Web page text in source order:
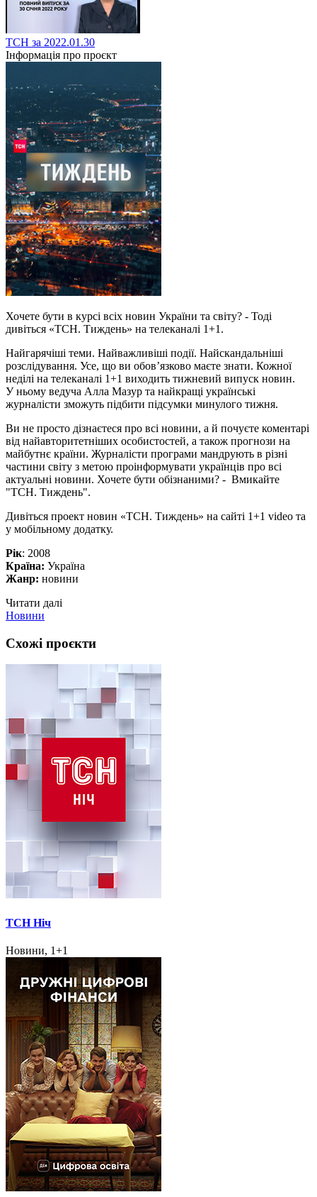
ТСН за 2022.01.30
Інформація про проєкт
Хочете бути в курсі всіх новин України та світу? - Тоді
дивіться «ТСН. Тиждень» на телеканалі 1+1.
Найгарячіші теми. Найважливіші події. Найскандальніші
розслідування. Усе, що ви обов’язково маєте знати. Кожної
неділі на телеканалі 1+1 виходить тижневий випуск новин.
У ньому ведуча Алла Мазур та найкращі українські
журналісти зможуть підбити підсумки минулого тижня.
Ви не просто дізнаєтеся про всі новини, а й почуєте коментарі
від найавторитетніших особистостей, а також прогнози на
майбутнє країни. Журналісти програми мандрують в різні
частини світу з метою проінформувати українців про всі
актуальні новини. Хочете бути обізнаними? - Вмикайте
"ТСН. Тиждень".
Дивіться проект новин «ТСН. Тиждень» на сайті 1+1 video та
у мобільному додатку.
Рік: 2008
Країна: Україна
Жанр: новини
Читати далі
Новини
Схожі проєкти
ТСН Ніч
Новини, 1+1